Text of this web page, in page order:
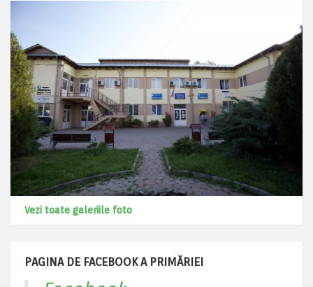
Vezi toate galeriile foto
PAGINA DE FACEBOOK A PRIMĂRIEI